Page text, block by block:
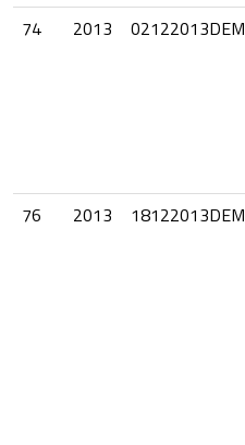
74
2013 02122013DEM
76
2013 18122013DEM